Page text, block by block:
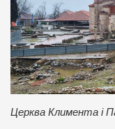
Церква Климента і